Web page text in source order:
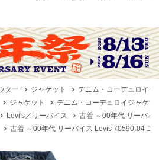
ター ジャケット
デニム・コーデュロイジ
ジャケット
デニム・コーデュロイジャケッ
Levi's／リーバイス
古着 ～00年代 リーバイ
古着 ～00年代 リーバイス Levis 70590-04 ユ